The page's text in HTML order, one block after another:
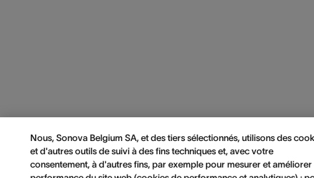
Nous, Sonova Belgium SA, et des tiers sélectionnés, utilisons des
et d'autres outils de suivi à des fins techniques et, avec votre
consentement, à d'autres fins, par exemple pour mesurer et améliorer